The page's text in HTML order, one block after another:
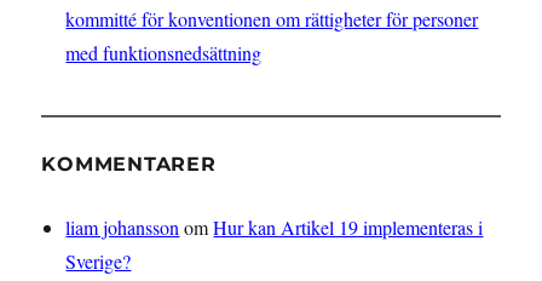
kommitté för konventionen om rättigheter för personer
med funktionsnedsättning
KOMMENTARER
liam johansson omHur kan Artikel 19 implementeras i
Sverige?